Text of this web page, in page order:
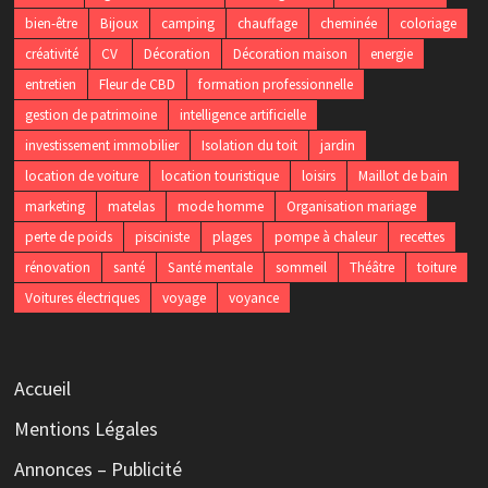
bien-être
Bijoux camping chauffage cheminée
coloriage
créativité
CV Décoration Décoration maison
energie
entretien
Fleur de CBD
formation professionnelle
gestion de patrimoine
intelligence artificielle
investissement immobilier
Isolation du toit
jardin
location de voiture
location touristique loisirs
Maillot de bain
marketing
matelas mode homme
Organisation mariage
perte de poids
pisciniste plages pompe à chaleur
recettes
rénovation
santé Santé mentale sommeil Théâtre
toiture
Voitures électriques
voyage voyance
Accueil
Mentions Légales
Annonces – Publicité